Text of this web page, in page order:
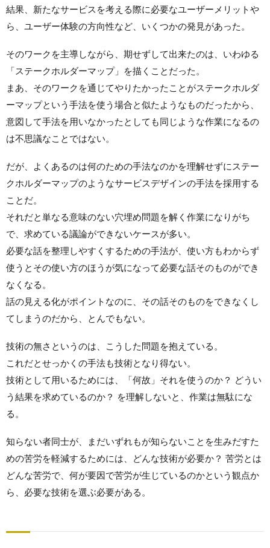
結果、新たなサービスを考える際に必要なユーザーメリットや
ら、ユーザー体験の方向性など、いくつかの発見があった。
そのワークを主導しながら、期せずして出来たのは、いわゆる
「ステークホルダーマップ」を描くことだった。
まあ、そのワークを通じてやりたかったことがステークホルダ
ーマップという手法を使う場合と似たようなものだったから、
意図して手法を用いなかったとしても同じような作業になるの
は不思議なことではない。
だが、よくあるのは何のための手法なのかを理解せずにステー
クホルダーマップのようなサービスデザインの手法を採用する
ことだ。
それだと単なる意味のない穴埋め問題を解く作業になりがち
で、求めている議論ができないケースが多い。
必要な話を整理しやすくするための手法が、使い方もわからず
使うとその使い方のほうが気になって必要な話そのものができ
なくなる。
話の見える化がポイントなのに、その話そのものをできなくし
てしまうのだから、とんでもない。
技術の無さというのは、こうした問題を抱えている。
これだとせっかくの手法も技術となり得ない。
技術として用いるためには、「何故」それを使うのか？ どうい
う結果を求めているのか？ を理解しないと、作業は無駄にな
る。
知らない者同士が、まだいずれもが知らないことを生みだすた
めの苦労を軽減するためには、どんな技術が必要か？ 苦労とは
どんな苦労で、何が要因で苦労が生じているのかという観点か
ら、必要な技術を選ぶ必要がある。